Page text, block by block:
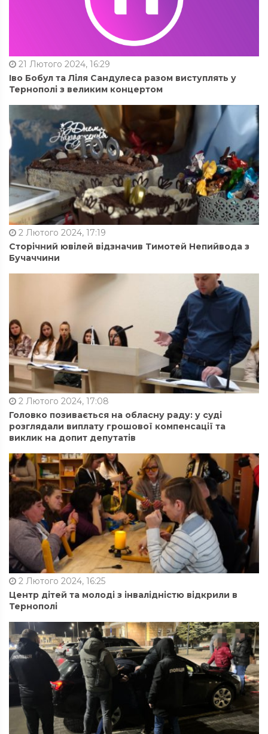
21 Лютого 2024, 16:29
Іво Бобул та Ліля Сандулеса разом виступлять у
Тернополі з великим концертом
2 Лютого 2024, 17:19
Сторічний ювілей відзначив Тимотей Непийвода з
Бучаччини
2 Лютого 2024, 17:08
Головко позивається на обласну раду: у суді
розглядали виплату грошової компенсації та
виклик на допит депутатів
2 Лютого 2024, 16:25
Центр дітей та молоді з інвалідністю відкрили в
Тернополі